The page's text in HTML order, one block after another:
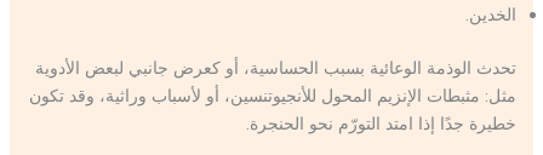
الخدين.
تحدث الوذمة الوعائية بسبب الحساسية، أو كعرض جانبي لبعض الأدوية
مثل: مثبطات الإنزيم المحول للأنجيوتنسين، أو لأسباب وراثية، وقد تكون
خطيرة جدًا إذا امتد التورّم نحو الحنجرة.